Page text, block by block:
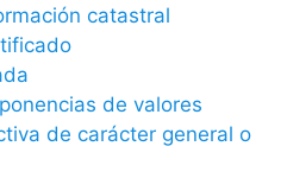
catastral
de valores
de carácter general o